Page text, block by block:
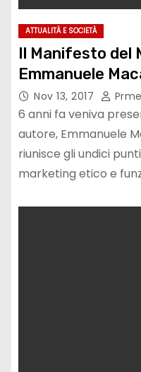
ATTUALITÀ E SOCIETÀ
Il Manifesto del
Emmanuele
Nov 13, 2017
6 anni fa veniva
autore, Emmanuele
riunisce gli undici
marketing etico e